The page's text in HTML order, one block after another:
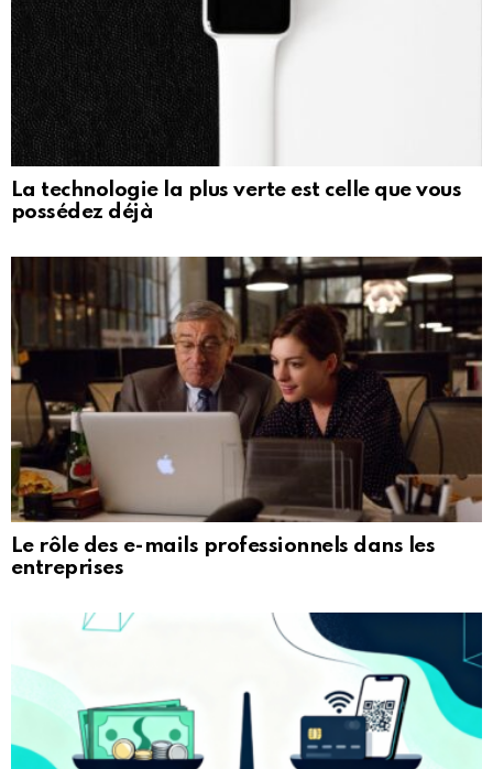
La technologie la plus verte est celle que vous
possédez déjà
Le rôle des e-mails professionnels dans les
entreprises